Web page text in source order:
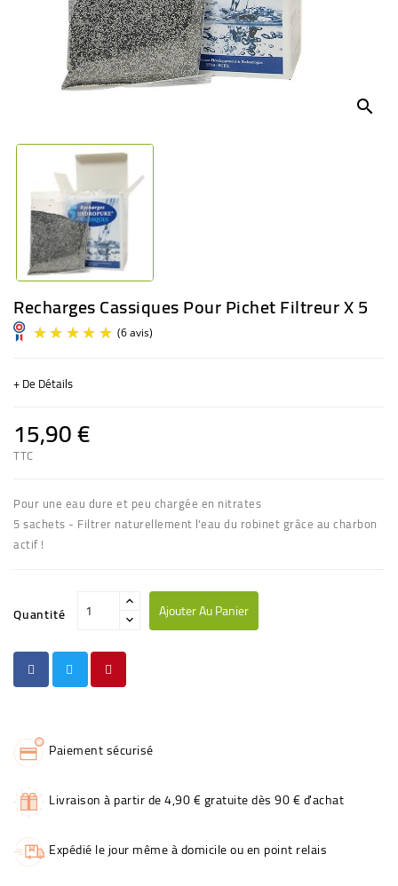
CULTUREL
search
Recharges Cassiques Pour Pichet Filtreur X 5
+ De Détails
15,90 €
TTC
Pour une eau dure et peu chargée en nitrates
5 sachets - Filtrer naturellement l'eau du robinet grâce au charbon
actif !
Quantité Ajouter Au Panier
Paiement sécurisé
Livraison à partir de 4,90 € gratuite dès 90 € d'achat
Expédié le jour même à domicile ou en point relais